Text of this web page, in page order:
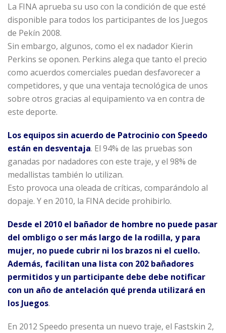
La FINA aprueba su uso con la condición de que esté
disponible para todos los participantes de los Juegos
de Pekín 2008.
Sin embargo, algunos, como el ex nadador Kierin
Perkins se oponen. Perkins alega que tanto el precio
como acuerdos comerciales puedan desfavorecer a
competidores, y que una ventaja tecnológica de unos
sobre otros gracias al equipamiento va en contra de
este deporte.
Los equipos sin acuerdo de Patrocinio con Speedo
están en desventaja. El 94% de las pruebas son
ganadas por nadadores con este traje, y el 98% de
medallistas también lo utilizan.
Esto provoca una oleada de críticas, comparándolo al
dopaje. Y en 2010, la FINA decide prohibirlo.
Desde el 2010 el bañador de hombre no puede pasar
del ombligo o ser más largo de la rodilla, y para
mujer, no puede cubrir ni los brazos ni el cuello.
Además, facilitan una lista con 202 bañadores
permitidos y un participante debe debe notificar
con un año de antelación qué prenda utilizará en
los Juegos.
En 2012 Speedo presenta un nuevo traje, el Fastskin 2,